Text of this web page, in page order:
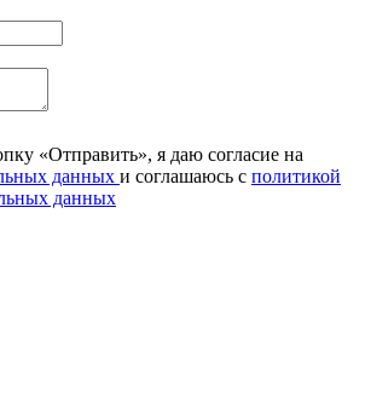
«Отправить», я даю согласие на
данных и соглашаюсь с политикой
данных